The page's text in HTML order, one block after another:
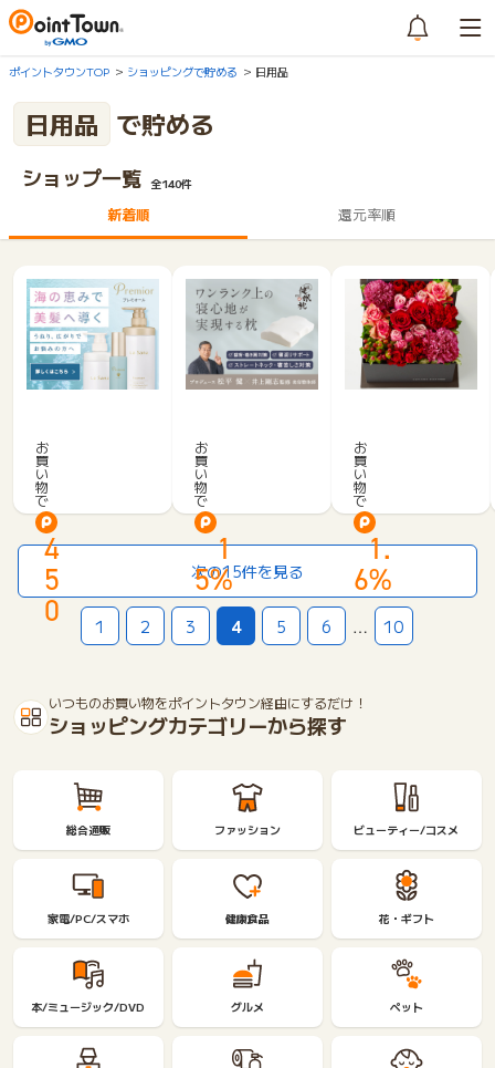
ポイントタウンTOP ショッピングで貯める 日用品
日用品 で貯める
ショップ一覧 全140件
新着順 還元率順
ー
ナ
プ
レ
ミ
オ
ー
ル
お
ア
ケ
ア
間
分」
お
買
い
物
で
4
5
0
り
の
し
や
す
さ
と
寝
姿
を
求
し
た
地
す
お
買
い
物
で
1
5%
花
茂
本
店
オ
ン
ラ
イ
シ
プ
お
買
い
物
で
1.
6%
次の15件を見る
1 2 3 4 5 6 … 10
いつものお買い物をポイントタウン経由にするだけ！
ショッピングカテゴリーから探す
総合通販 ファッション ビューティー/コスメ
家電/PC/スマホ 健康食品 花・ギフト
本/ミュージック/DVD グルメ ペット